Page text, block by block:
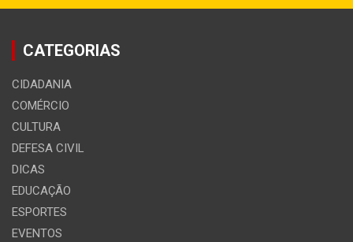
CATEGORIAS
CIDADANIA
COMÉRCIO
CULTURA
DEFESA CIVIL
DICAS
EDUCAÇÃO
ESPORTES
EVENTOS